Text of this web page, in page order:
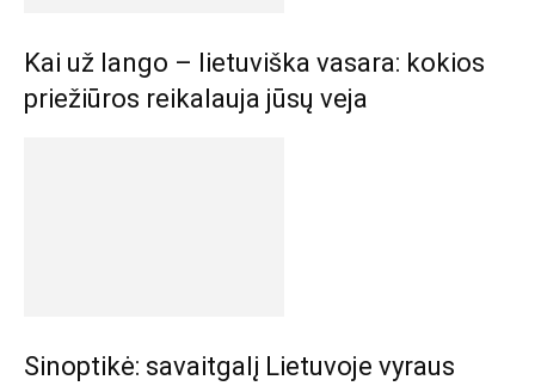
Kai už lango – lietuviška vasara: kokios
priežiūros reikalauja jūsų veja
Sinoptikė: savaitgalį Lietuvoje vyraus